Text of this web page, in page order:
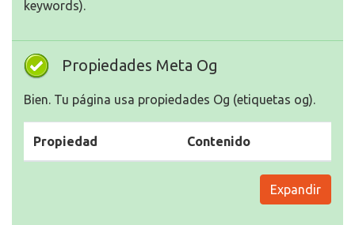
keywords).
Propiedades Meta Og
Bien. Tu página usa propiedades Og (etiquetas og).
Propiedad Contenido
Expandir